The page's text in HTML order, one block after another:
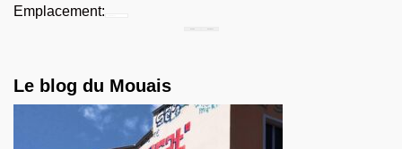
Emplacement:
Le blog du Mouais